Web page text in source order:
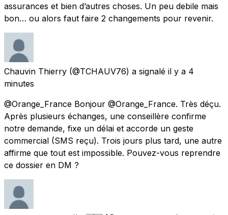
assurances et bien d’autres choses. Un peu debile mais
bon… ou alors faut faire 2 changements pour revenir.
Chauvin Thierry (@TCHAUV76) a signalé il y a 4
minutes
@Orange_France Bonjour @Orange_France. Très déçu.
Après plusieurs échanges, une conseillère confirme
notre demande, fixe un délai et accorde un geste
commercial (SMS reçu). Trois jours plus tard, une autre
affirme que tout est impossible. Pouvez-vous reprendre
ce dossier en DM ?